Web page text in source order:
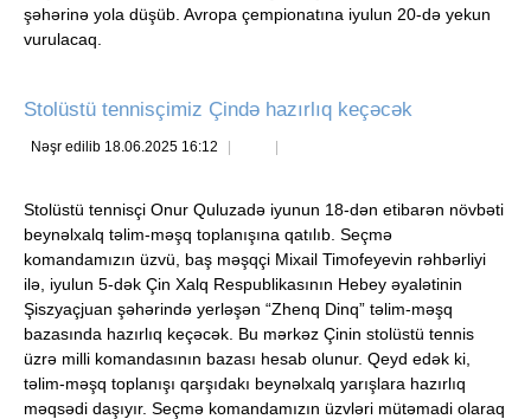
şəhərinə yola düşüb. Avropa çempionatına iyulun 20-də yekun
vurulacaq.
Stolüstü tennisçimiz Çində hazırlıq keçəcək
Nəşr edilib 18.06.2025 16:12
Stolüstü tennisçi Onur Quluzadə iyunun 18-dən etibarən növbəti
beynəlxalq təlim-məşq toplanışına qatılıb. Seçmə
komandamızın üzvü, baş məşqçi Mixail Timofeyevin rəhbərliyi
ilə, iyulun 5-dək Çin Xalq Respublikasının Hebey əyalətinin
Şiszyaçjuan şəhərində yerləşən “Zhenq Dinq” təlim-məşq
bazasında hazırlıq keçəcək. Bu mərkəz Çinin stolüstü tennis
üzrə milli komandasının bazası hesab olunur. Qeyd edək ki,
təlim-məşq toplanışı qarşıdakı beynəlxalq yarışlara hazırlıq
məqsədi daşıyır. Seçmə komandamızın üzvləri mütəmadi olaraq